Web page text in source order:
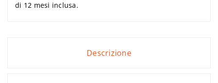
di 12 mesi inclusa.
Descrizione